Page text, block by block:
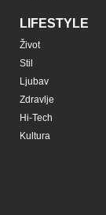
LIFESTYLE
Život
Stil
Ljubav
Zdravlje
Hi-Tech
Kultura